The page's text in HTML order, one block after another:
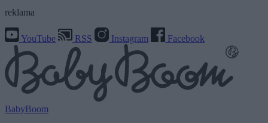
reklama
YouTube RSS Instagram Facebook
BabyBoom